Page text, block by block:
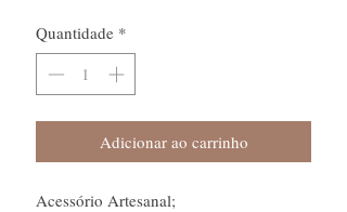
Quantidade *
Adicionar ao carrinho
Acessório Artesanal;